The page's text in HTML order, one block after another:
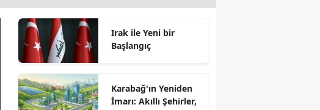
Irak ile Yeni bir
Başlangıç
Karabağ'ın Yeniden
İmarı: Akıllı Şehirler,